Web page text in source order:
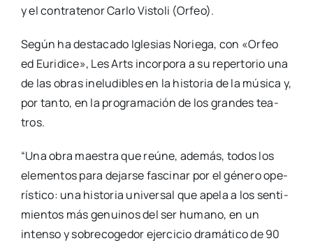
y el con­tra­te­nor Car­lo Vis­to­li (Orfeo).
Según ha des­ta­ca­do Igle­sias Norie­ga, con «Orfeo
ed Euri­di­ce», Les Arts incor­po­ra a su reper­to­rio una
de las obras inelu­di­bles en la his­to­ria de la músi­ca y,
por tan­to, en la pro­gra­ma­ción de los gran­des tea­
tros.
“Una obra maes­tra que reúne, ade­más, todos los
ele­men­tos para dejar­se fas­ci­nar por el géne­ro ope­
rís­ti­co: una his­to­ria uni­ver­sal que ape­la a los sen­ti­
mien­tos más genui­nos del ser humano, en un
inten­so y sobre­co­ge­dor ejer­ci­cio dra­má­ti­co de 90